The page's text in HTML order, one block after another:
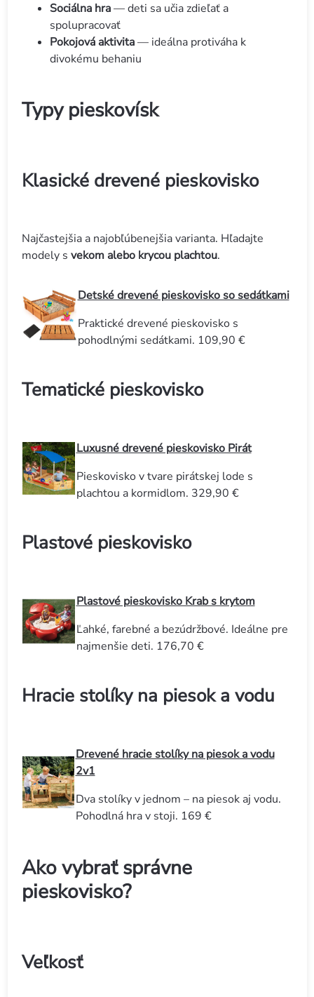
Sociálna hra— deti sa učia zdieľať a
spolupracovať
Pokojová aktivita— ideálna protiváha k
divokému behaniu
Typy pieskovísk
Klasické drevené pieskovisko
Najčastejšia a najobľúbenejšia varianta. Hľadajte
modely s vekom alebo krycou plachtou.
Detské drevené pieskovisko so sedátkami
Praktické drevené pieskovisko s
pohodlnými sedátkami. 109,90 €
Tematické pieskovisko
Luxusné drevené pieskovisko Pirát
Pieskovisko v tvare pirátskej lode s
plachtou a kormidlom. 329,90 €
Plastové pieskovisko
Plastové pieskovisko Krab s krytom
Ľahké, farebné a bezúdržbové. Ideálne pre
najmenšie deti. 176,70 €
Hracie stolíky na piesok a vodu
Drevené hracie stolíky na piesok a vodu
2v1
Dva stolíky v jednom – na piesok aj vodu.
Pohodlná hra v stoji. 169 €
Ako vybrať správne
pieskovisko?
Veľkosť